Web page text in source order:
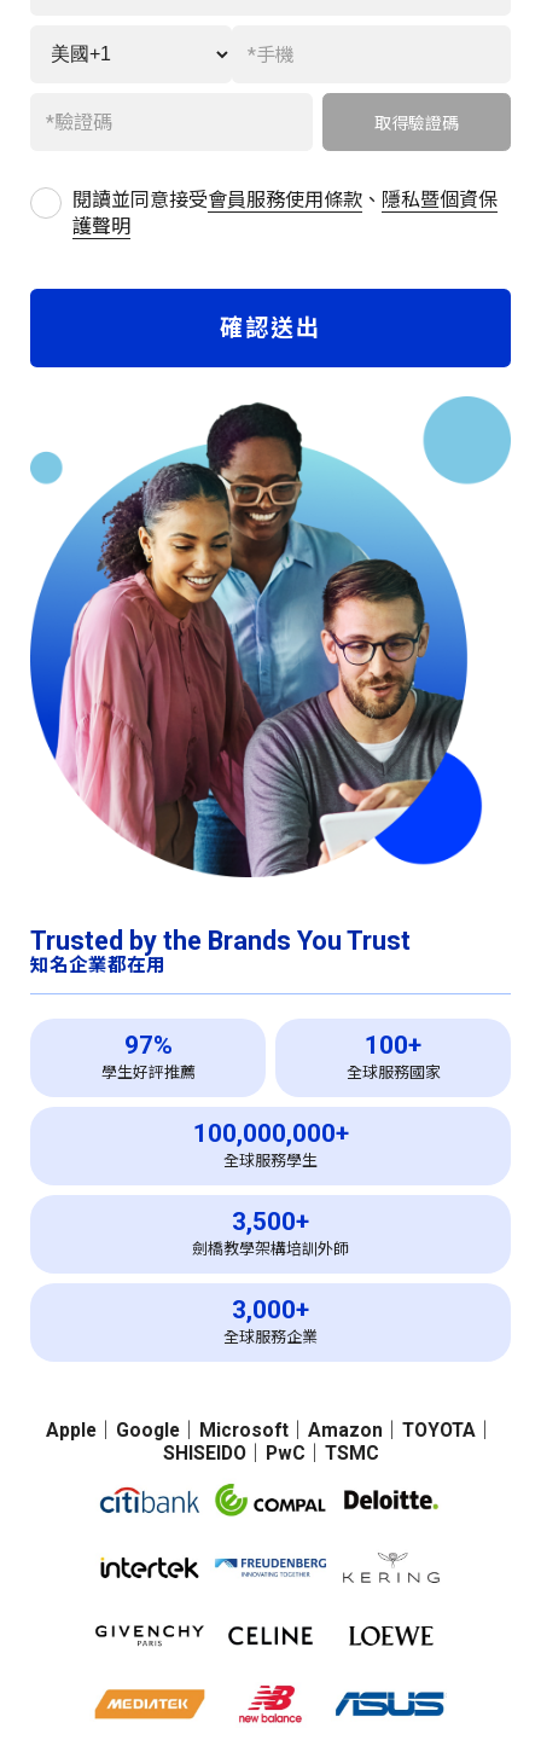
閱讀並同意接受會員服務使用條款 、 隱私暨個資保
護聲明
Trusted by the Brands You Trust
知名企業都在用
97%
學生好評推薦
100+
全球服務國家
100,000,000+
全球服務學生
3,500+
劍橋教學架構培訓外師
3,000+
全球服務企業
Apple Google Microsoft Amazon TOYOTA
SHISEIDO｜ PwC TSMC